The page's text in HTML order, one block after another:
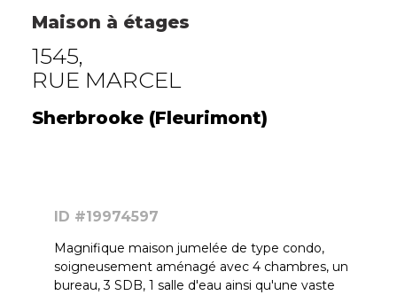
Maison à étages
1545,
RUE MARCEL
Sherbrooke (Fleurimont)
ID #19974597
Magnifique maison jumelée de type condo,
soigneusement aménagé avec 4 chambres, un
bureau, 3 SDB, 1 salle d'eau ainsi qu'une vaste